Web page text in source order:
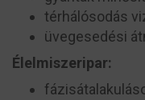
térhálósodás
üvegesedési
Élelmiszeripar: